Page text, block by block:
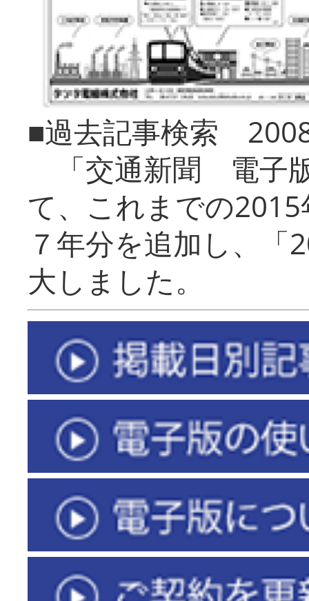
■過去記事検索
「交通新聞 電子
て、これまでの
７年分を追加し、「
大しまし